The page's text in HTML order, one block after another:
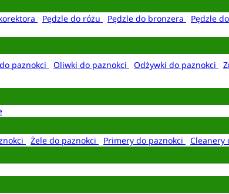
Pędzle do różu Pędzle do bronzera Pędzle
paznokci Oliwki do paznokci Odżywki do paznokci
Żele do paznokci Primery do paznokci Cleanery